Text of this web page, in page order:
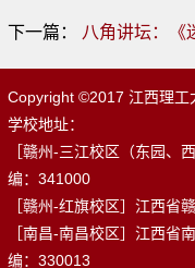
下一篇： 八角讲坛：
Copyright ©2017 江西理工
学校地址：
［赣州-三江校区（东园、
编：341000
［赣州-红旗校区］江西
［南昌-南昌校区］江西省
编：330013